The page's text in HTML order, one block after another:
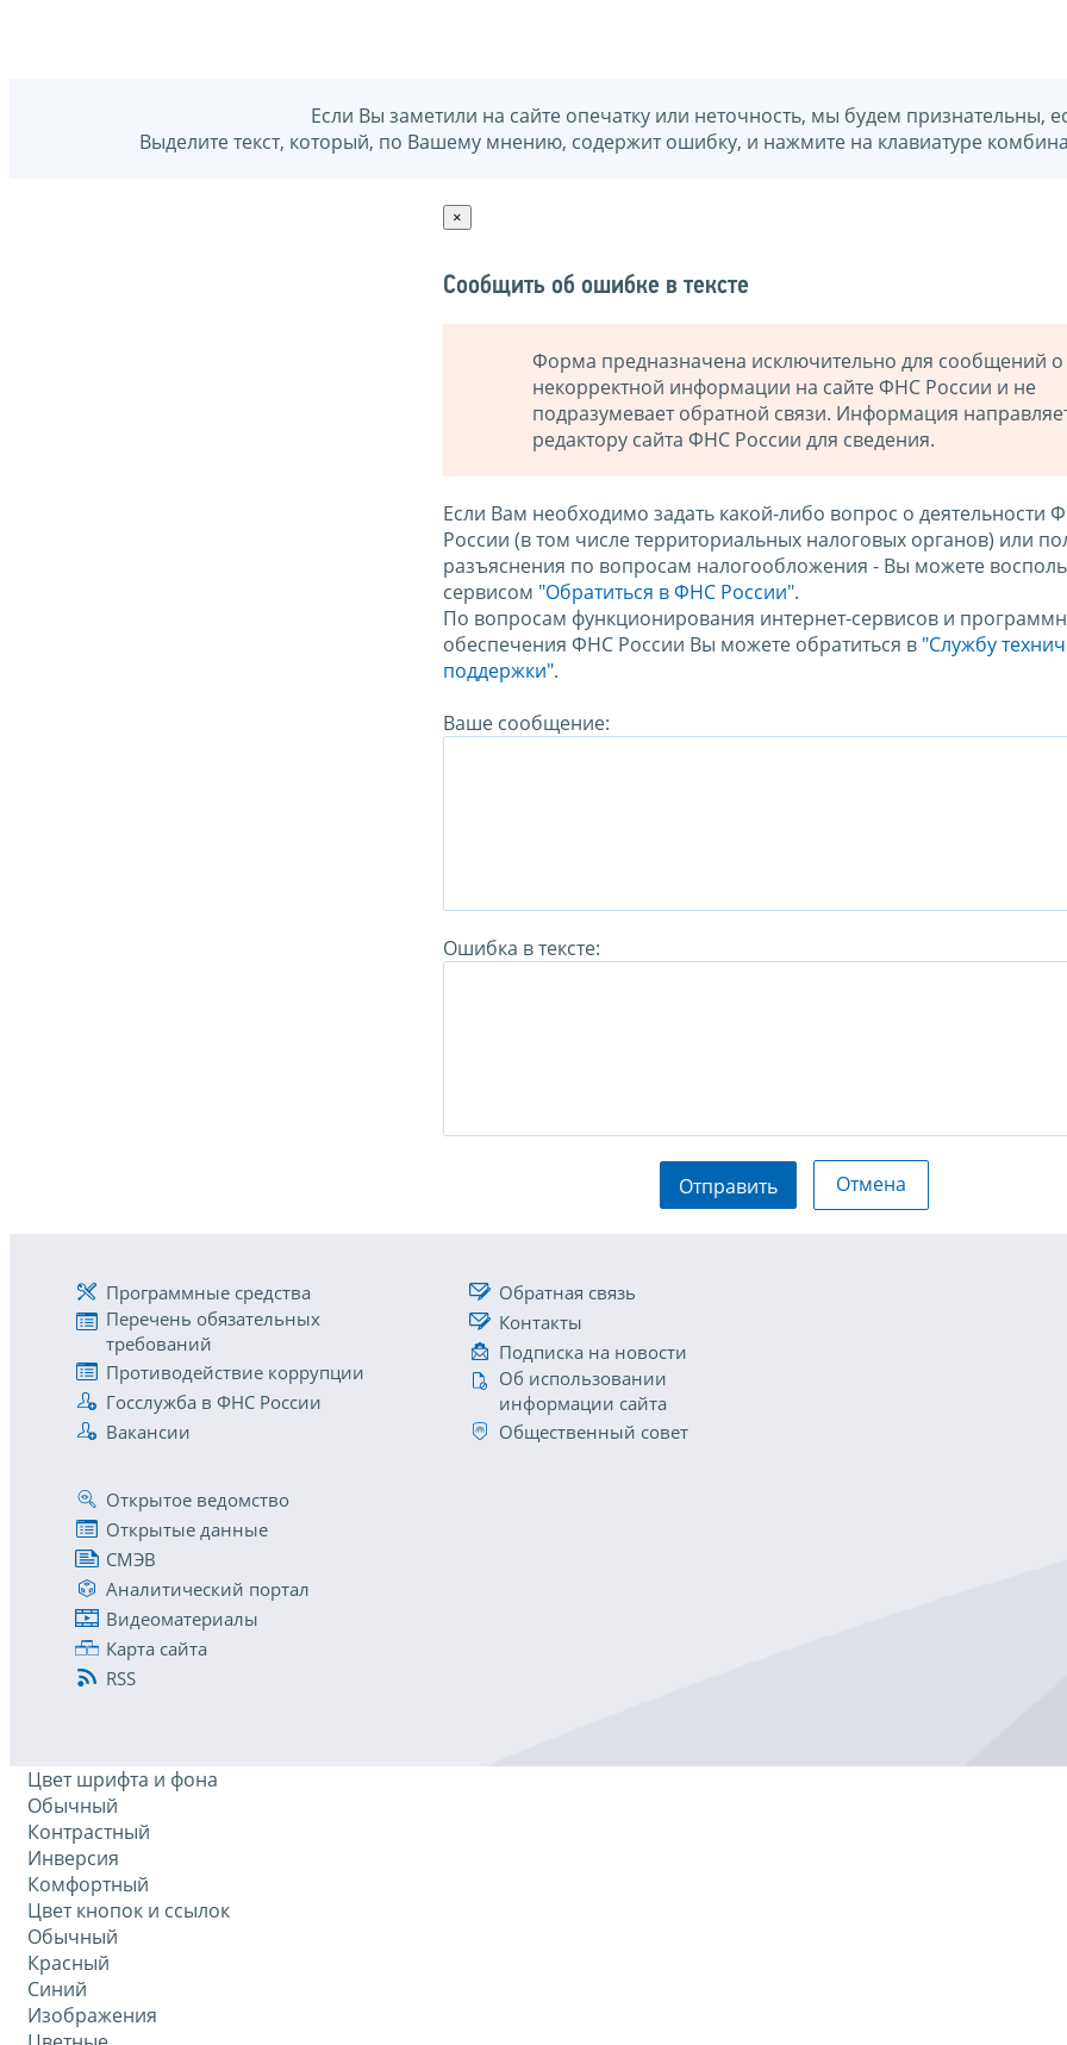
Если Вы заметили на сайте опечатку или неточность, мы будем признательны,
Выделите текст, который, по Вашему мнению, содержит ошибку, и нажмите на клавиатуре
×
Сообщить об ошибке в тексте
Форма предназначена исключительно для сообщений о
некорректной информации на сайте ФНС России и не
подразумевает обратной связи. Информация
редактору сайта ФНС России для сведения.
Если Вам необходимо задать какой-либо вопрос о деятельности
России (в том числе территориальных налоговых органов) или
разъяснения по вопросам налогообложения - Вы можете
сервисом "Обратиться в ФНС России".
По вопросам функционирования интернет-сервисов и
обеспечения ФНС России Вы можете обратиться в "Службу
поддержки".
Ваше сообщение:
Ошибка в тексте:
Отправить Отмена
Программные средства
Перечень обязательных
требований
Противодействие коррупции
Госслужба в ФНС России
Вакансии
Обратная связь
Контакты
Подписка на новости
Об использовании
информации сайта
Общественный совет
Открытое ведомство
Открытые данные
СМЭВ
Аналитический портал
Видеоматериалы
Карта сайта
RSS
Цвет шрифта и фона
Обычный
Контрастный
Инверсия
Комфортный
Цвет кнопок и ссылок
Обычный
Красный
Синий
Изображения